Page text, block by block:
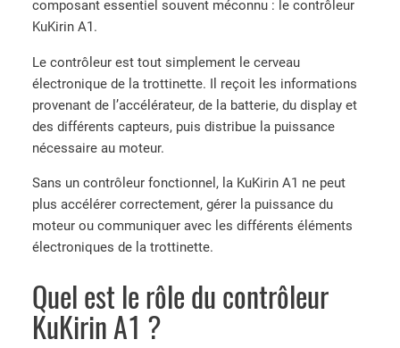
composant essentiel souvent méconnu : le contrôleur
KuKirin A1.
Le contrôleur est tout simplement le cerveau
électronique de la trottinette. Il reçoit les informations
provenant de l’accélérateur, de la batterie, du display et
des différents capteurs, puis distribue la puissance
nécessaire au moteur.
Sans un contrôleur fonctionnel, la KuKirin A1 ne peut
plus accélérer correctement, gérer la puissance du
moteur ou communiquer avec les différents éléments
électroniques de la trottinette.
Quel est le rôle du contrôleur
KuKirin A1 ?